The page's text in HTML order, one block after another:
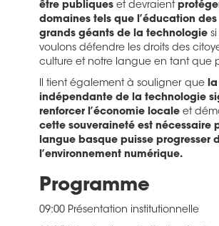
être publiques et devraient
domaines tels que l’éducation
grands géants de la technologie
voulons défendre les droits des
culture et notre langue en tant que
Il tient également à souligner que la
indépendante de la technologie
renforcer l’économie locale et
cette souveraineté est nécessaire
langue basque puisse progresser
l’environnement numérique.
Programme
09:00 Présentation institutionnelle